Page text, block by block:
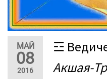
МАЙ
08
2016
☲
Акшая-